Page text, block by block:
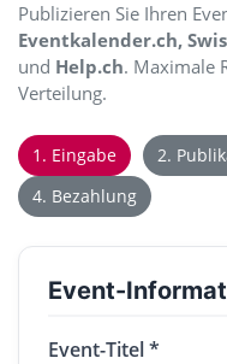
Publizieren Sie Ihren
Eventkalender.ch,
und Help.ch. Maximale
Verteilung.
1. Eingabe 2.
4. Bezahlung
Event-
Event-Titel *